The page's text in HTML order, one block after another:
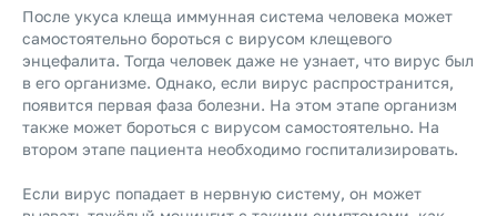
После укуса клеща иммунная система человека может
самостоятельно бороться с вирусом клещевого
энцефалита. Тогда человек даже не узнает, что вирус был
в его организме. Однако, если вирус распространится,
появится первая фаза болезни. На этом этапе организм
также может бороться с вирусом самостоятельно. На
втором этапе пациента необходимо госпитализировать.
Если вирус попадает в нервную систему, он может